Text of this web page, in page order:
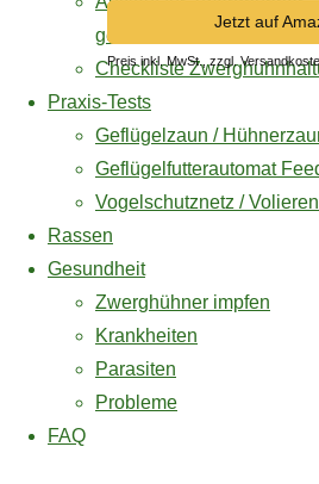
gestalten
Checkliste
Praxis-Tests
Geflügelzaun /
Geflügelfutterautomat
Vogelschutznetz /
Rassen
Gesundheit
Zwerghühner impfen
Krankheiten
Parasiten
Probleme
FAQ
Zwerghühner
impfen
Newcastle
Disease
(ND)
atypische
Geflügelpest
Krankheiten
Jetzt auf
Preis inkl. MwSt., zzgl.
Zuletzt aktualisiert
* = Affiliate Link /
Amazon und das Amazon-Logo
Amazon.com, Inc. oder eines
Unternehmen.